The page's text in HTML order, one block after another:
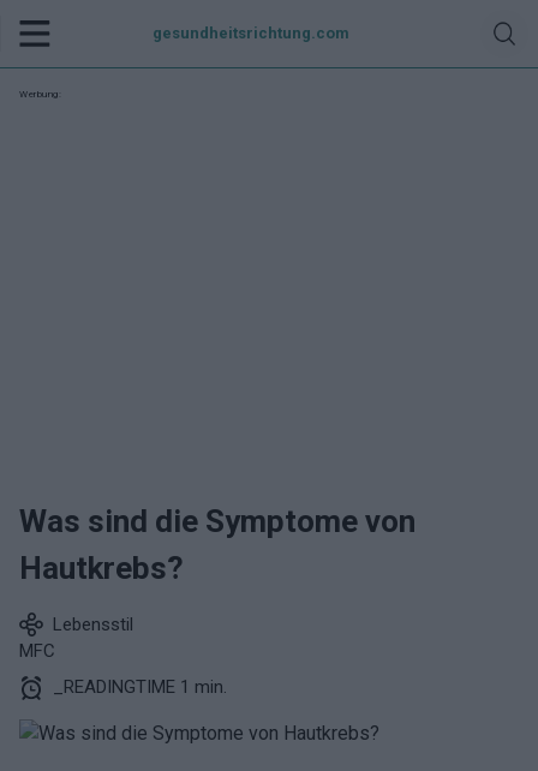
gesundheitsrichtung.com
Werbung:
Was sind die Symptome von
Hautkrebs?
Lebensstil
MFC
_READINGTIME 1 min.